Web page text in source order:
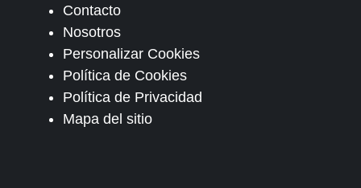
Contacto
Nosotros
Personalizar Cookies
Política de Cookies
Política de Privacidad
Mapa del sitio